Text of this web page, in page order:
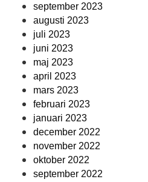
september 2023
augusti 2023
juli 2023
juni 2023
maj 2023
april 2023
mars 2023
februari 2023
januari 2023
december 2022
november 2022
oktober 2022
september 2022